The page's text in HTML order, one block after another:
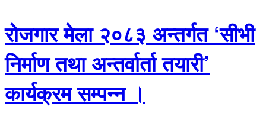
रोजगार मेला २०८३ अन्तर्गत ‘सीभी
निर्माण तथा अन्तर्वार्ता तयारी’
कार्यक्रम सम्पन्न ।